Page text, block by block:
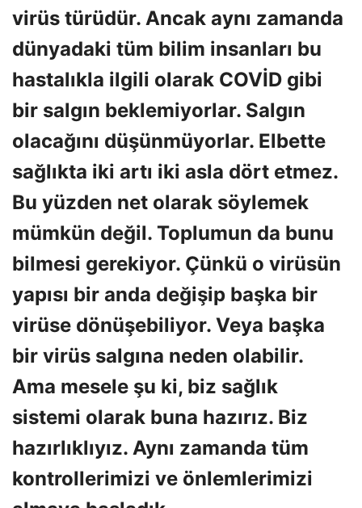
virüs türüdür. Ancak aynı zamanda
dünyadaki tüm bilim insanları bu
hastalıkla ilgili olarak COVİD gibi
bir salgın beklemiyorlar. Salgın
olacağını düşünmüyorlar. Elbette
sağlıkta iki artı iki asla dört etmez.
Bu yüzden net olarak söylemek
mümkün değil. Toplumun da bunu
bilmesi gerekiyor. Çünkü o virüsün
yapısı bir anda değişip başka bir
virüse dönüşebiliyor. Veya başka
bir virüs salgına neden olabilir.
Ama mesele şu ki, biz sağlık
sistemi olarak buna hazırız. Biz
hazırlıklıyız. Aynı zamanda tüm
kontrollerimizi ve önlemlerimizi